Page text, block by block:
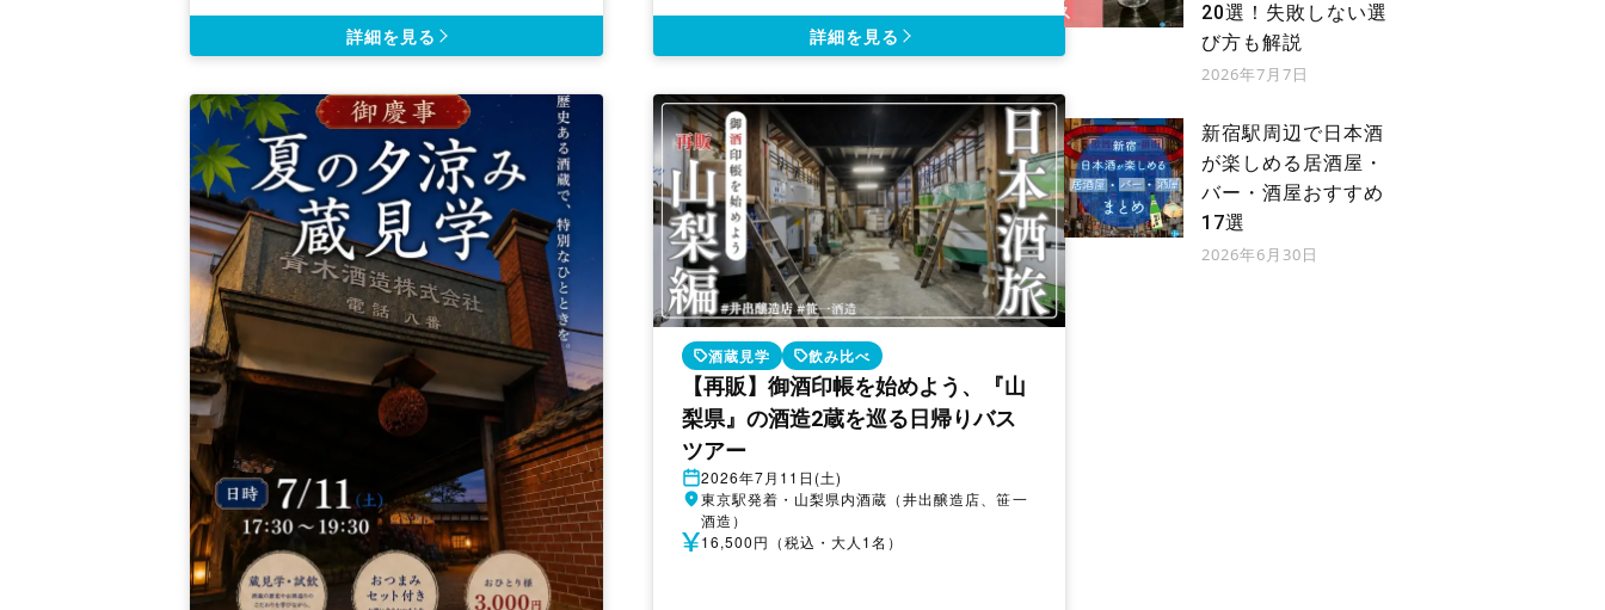
詳細を見る 詳細を見る
酒蔵見学 飲み比べ
【再販】御酒印帳を始めよう、『山
梨県』の酒造2蔵を巡る日帰りバス
ツアー
開
催
2026年7月11日(土)
開
地
東京駅発着・山梨県内酒蔵（井出醸造店、笹一
酒造）
参 16,500円（税込・大人1名）
20選！失敗しない選
び方も解説
2026年7月7日
新宿駅周辺で日本酒
が楽しめる居酒屋・
バー・酒屋おすすめ
17選
2026年6月30日